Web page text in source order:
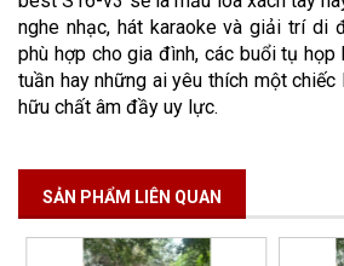
nghe nhạc, hát karaoke và giải trí di
phù hợp cho gia đình, các buổi tụ
tuần hay những ai yêu thích một
hữu chất âm đầy uy lực.
SẢN PHẨM LIÊN QUAN